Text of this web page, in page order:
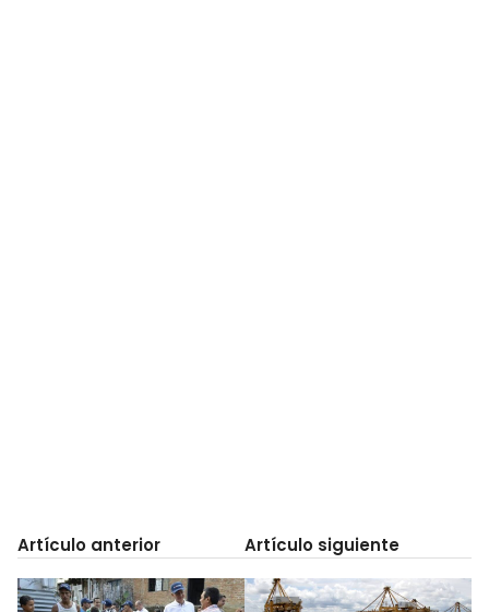
Artículo anterior Artículo siguiente